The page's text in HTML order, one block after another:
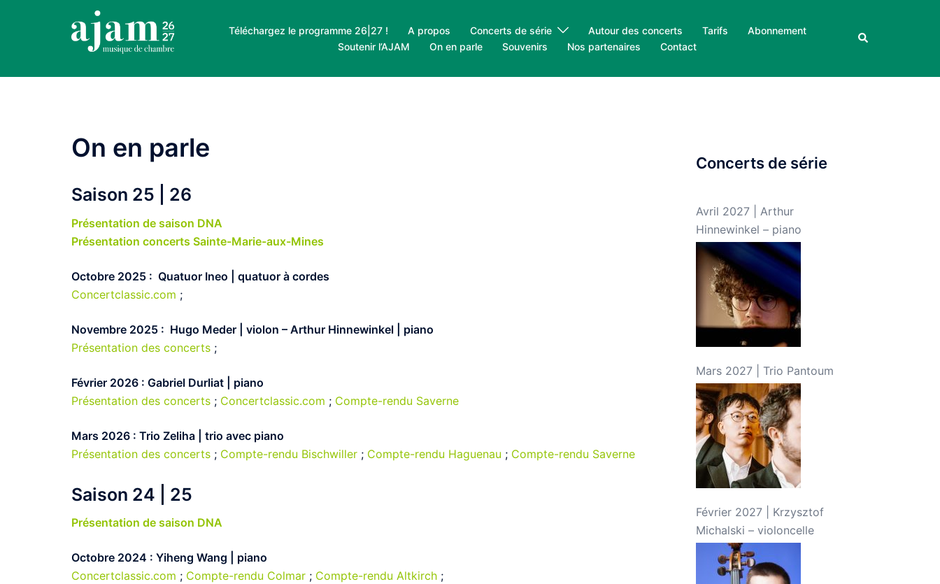
Téléchargez le programme 26|27 ! A propos Concerts de série Autour des concerts Tarifs
Abonnement
Soutenir l’AJAM
On en parle Souvenirs Nos partenaires Contact
Rechercher
On en parle
Saison 25 | 26
Présentation de saison DNA
Présentation concerts Sainte-Marie-aux-Mines
Octobre 2025 : Quatuor Ineo | quatuor à cordes
Concertclassic.com ;
Novembre 2025 : Hugo Meder | violon – Arthur Hinnewinkel | piano
Présentation des concerts ;
Février 2026 : Gabriel Durliat | piano
Présentation des concerts ; Concertclassic.com ; Compte-rendu Saverne
Mars 2026 : Trio Zeliha | trio avec piano
Présentation des concerts ; Compte-rendu Bischwiller ; Compte-rendu Haguenau ; Compte-rendu Saverne
Saison 24 | 25
Présentation de saison DNA
Octobre 2024 : Yiheng Wang | piano
Concertclassic.com ; Compte-rendu Colmar ; Compte-rendu Altkirch ;
Concerts de série
Avril 2027 | Arthur
Hinnewinkel – piano
Mars 2027 | Trio Pantoum
Février 2027 | Krzysztof
Michalski – violoncelle